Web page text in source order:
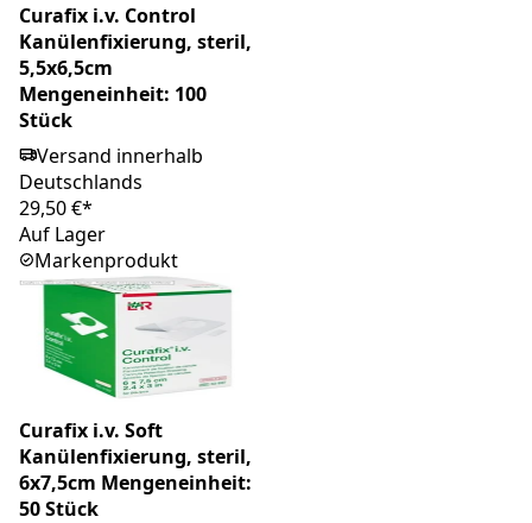
Curafix i.v. Control
Kanülenfixierung, steril,
5,5x6,5cm
Mengeneinheit: 100
Stück
Versand innerhalb
Deutschlands
29,50 €*
Auf Lager
Markenprodukt
Curafix i.v. Soft
Kanülenfixierung, steril,
6x7,5cm Mengeneinheit:
50 Stück